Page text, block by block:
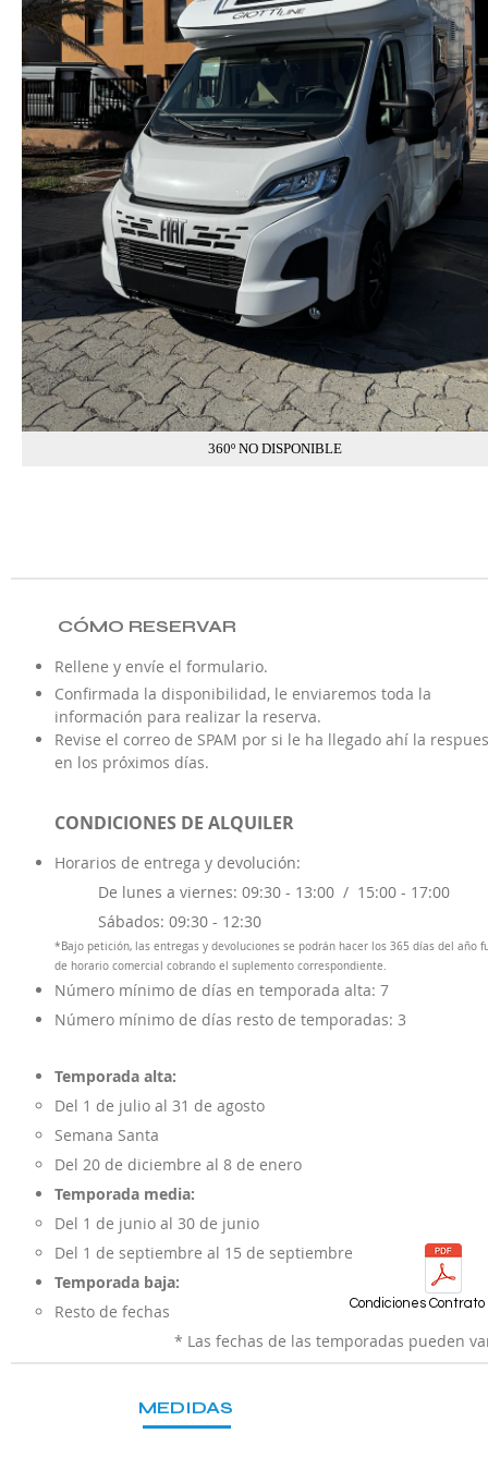
360º NO DISPONIBLE
CÓMO RESERVAR
Rellene y envíe el formulario.
Confirmada la disponibilidad, le enviaremos toda la
información para realizar la reserva.
Revise el correo de SPAM por si le ha llegado ahí la
en los próximos días.
CONDICIONES DE ALQUILER
Horarios de entrega y devolución:
De lunes a viernes: 09:30 - 13:00 / 15:00 - 17:00
Sábados: 09:30 - 12:30
*Bajo petición, las entregas y devoluciones se podrán hacer los 365 días del año
de horario comercial cobrando el suplemento correspondiente.
Número mínimo de días en temporada alta: 7
Número mínimo de días resto de temporadas: 3
Temporada alta:
Del 1 de julio al 31 de agosto
Semana Santa
Del 20 de diciembre al 8 de enero
Temporada media:
Del 1 de junio al 30 de junio
Del 1 de septiembre al 15 de septiembre
Temporada baja:
Resto de fechas
* Las fechas de las temporadas pueden
Condiciones
MEDIDAS